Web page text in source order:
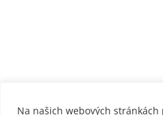
Na našich webových